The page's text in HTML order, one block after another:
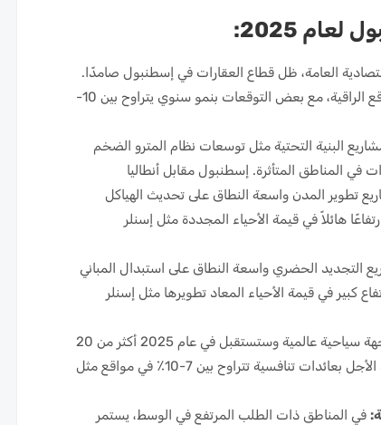
2025:
العامة، ظل قطاع العقارات في إسطنبول صامدًا.
من المتوقع أن يستمر ارتفاع الأسعار الحقيقي في المواقع الراقية، مع بعض التوقعات بنمو سنوي يتراوح بين 10-
البنية التحتية مثل توسعات نظام المترو الضخم
في المناطق المتأثرة. إسطنبول مقابل أنطاليا
تطوير المدن واسعة النطاق على تحديث الهياكل
هائلاً في قيمة الأحياء المجددة مثل إسنلر
التجديد الحضري واسعة النطاق على استبدال المباني
كبير في قيمة الأحياء المعاد تطويرها مثل إسنلر
تعد إسطنبول وجهة سياحية عالمية وستستقبل في عام 2025 أكثر من 20
مليون سائح. وهذا يولد طلبًا قويًا على الإيجارات قصيرة الأجل بعائدات تنافسية تتراوح بين 7-10٪ في مواقع مثل
في المناطق ذات الطلب المرتفع في الوسط، يستمر